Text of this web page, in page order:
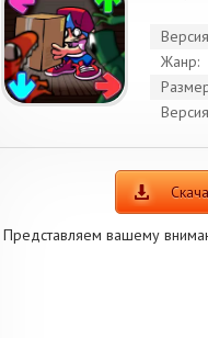
Жанр:
Представляем вашему